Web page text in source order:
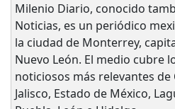
Milenio Diario, conocido
Noticias, es un periódico
la ciudad de Monterrey,
Nuevo León. El medio cubre
noticiosos más relevantes de
Jalisco, Estado de México,